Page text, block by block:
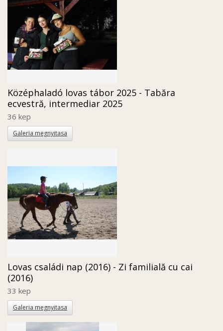
Középhaladó lovas tábor 2025 - Tabăra
ecvestră, intermediar 2025
36 kep
Galeria megnyitasa
Lovas családi nap (2016) - Zi familială cu cai
(2016)
33 kep
Galeria megnyitasa